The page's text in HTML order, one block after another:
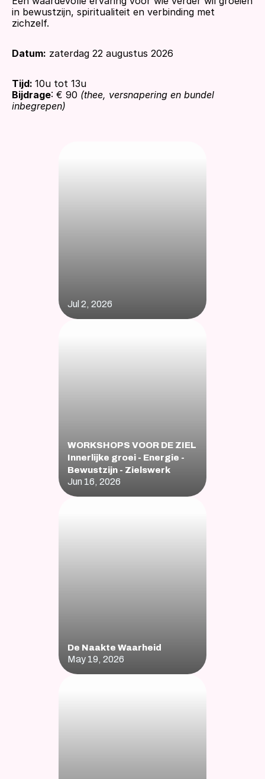
in bewustzijn, spiritualiteit en verbinding met
zichzelf.
Datum: zaterdag 22 augustus 2026
Tijd: 10u tot 13u
Bijdrage: € 90 (thee, versnapering en bundel
inbegrepen)
Jul 2, 2026
WORKSHOPS VOOR DE ZIEL
Innerlijke groei - Energie -
Bewustzijn - Zielswerk
Jun 16, 2026
De Naakte Waarheid
May 19, 2026